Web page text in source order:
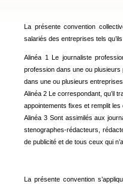
La présente convention
salariés des entreprises tels
Alinéa 1 Le journaliste
profession dans une ou
dans une ou plusieurs
Alinéa 2 Le correspondant, qu’il
appointements fixes et remplit
Alinéa 3 Sont assimilés aux
stenographes-rédacteurs,
de publicité et de tous ceux qui
La présente convention